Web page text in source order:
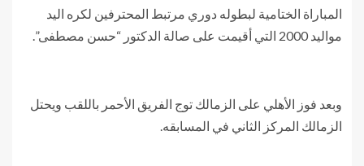
المباراة الختامية لبطوله دوري مرتبط المحترفين لكره اليد
مواليد 2000 التي أقيمت على صالة الدكتور “حسن مصطفى”.
وبعد فوز الأهلي على الزمالك توج الفريق الأحمر باللقب ويحتل
الزمالك المركز الثاني في المسابقه.